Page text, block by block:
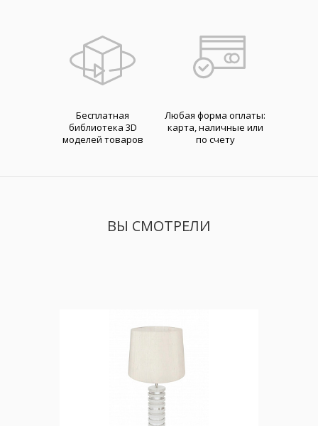
Бесплатная
библиотека 3D
моделей товаров
Любая форма оплаты:
карта, наличные или
по счету
ВЫ СМОТРЕЛИ